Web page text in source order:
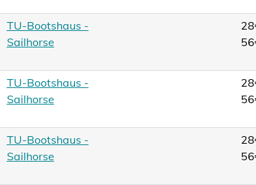
TU-Bootshaus -
Sailhorse
TU-Bootshaus -
Sailhorse
TU-Bootshaus -
Sailhorse